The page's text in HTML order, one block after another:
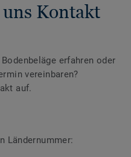
Kontakt
erfahren oder
vereinbaren?
auf.
Ländernummer: